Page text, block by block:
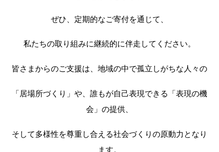
ぜひ、定期的なご寄付を通じて、
私たちの取り組みに継続的に伴走してください。
皆さまからのご支援は、地域の中で孤立しがちな人々の
「居場所づくり」や、誰もが自己表現できる「表現の機
会」の提供、
そして多様性を尊重し合える社会づくりの原動力となり
ます。